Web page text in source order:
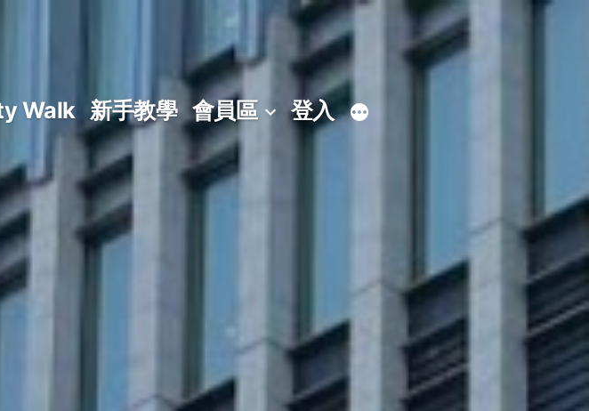
Walk 新手教學 會員區 登入